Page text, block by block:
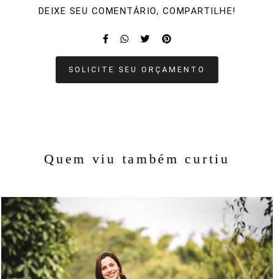
DEIXE SEU COMENTÁRIO, COMPARTILHE!
SOLICITE SEU ORÇAMENTO
Quem viu também curtiu